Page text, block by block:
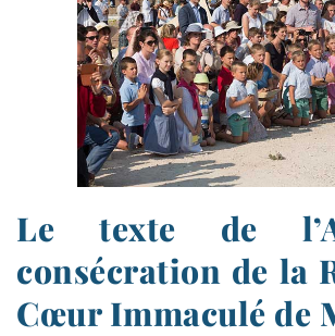
Le texte de
consécration de la
Cœur Immaculé de